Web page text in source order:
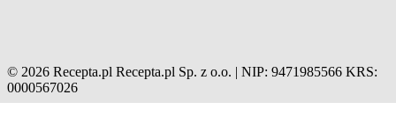
© 2026 Recepta.pl Recepta.pl Sp. z o.o. | NIP: 9471985566 KRS:
0000567026